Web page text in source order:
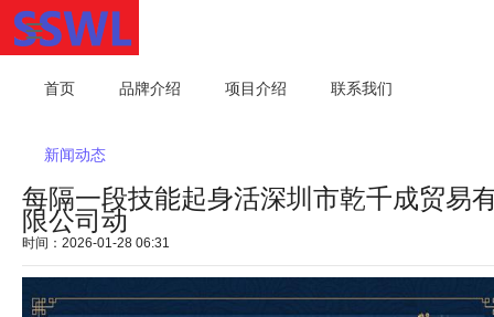
首页 品牌介绍 项目介绍 联系我们
新闻动态
每隔一段技能起身活深圳市乾千成贸易
限公司动
时间：2026-01-28 06:31